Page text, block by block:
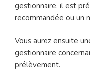
gestionnaire, il est
recommandée ou un
Vous aurez ensuite
gestionnaire
prélèvement.